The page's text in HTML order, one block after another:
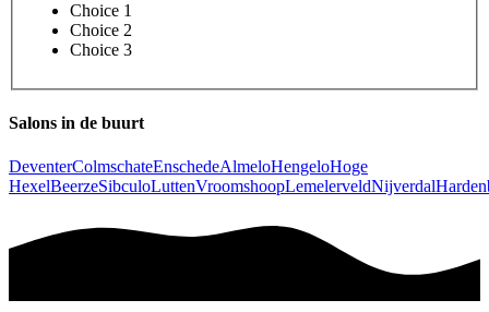
Choice 1
Choice 2
Choice 3
Salons in de buurt
DeventerColmschateEnschedeAlmeloHengeloHoge
HexelBeerzeSibculoLuttenVroomshoopLemelerveldNijverdal